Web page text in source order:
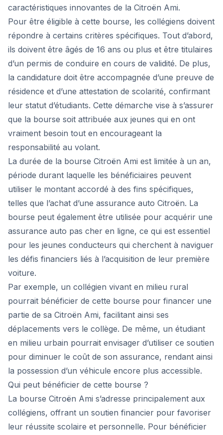
caractéristiques innovantes de la Citroën Ami.
Pour être éligible à cette bourse, les collégiens doivent
répondre à certains critères spécifiques. Tout d’abord,
ils doivent être âgés de 16 ans ou plus et être titulaires
d’un permis de conduire en cours de validité. De plus,
la candidature doit être accompagnée d’une preuve de
résidence et d’une attestation de scolarité, confirmant
leur statut d’étudiants. Cette démarche vise à s’assurer
que la bourse soit attribuée aux jeunes qui en ont
vraiment besoin tout en encourageant la
responsabilité au volant.
La durée de la bourse Citroën Ami est limitée à un an,
période durant laquelle les bénéficiaires peuvent
utiliser le montant accordé à des fins spécifiques,
telles que l’achat d’une assurance auto Citroën. La
bourse peut également être utilisée pour acquérir une
assurance auto pas cher en ligne, ce qui est essentiel
pour les jeunes conducteurs qui cherchent à naviguer
les défis financiers liés à l’acquisition de leur première
voiture.
Par exemple, un collégien vivant en milieu rural
pourrait bénéficier de cette bourse pour financer une
partie de sa Citroën Ami, facilitant ainsi ses
déplacements vers le collège. De même, un étudiant
en milieu urbain pourrait envisager d’utiliser ce soutien
pour diminuer le coût de son assurance, rendant ainsi
la possession d’un véhicule encore plus accessible.
Qui peut bénéficier de cette bourse ?
La bourse Citroën Ami s’adresse principalement aux
collégiens, offrant un soutien financier pour favoriser
leur réussite scolaire et personnelle. Pour bénéficier